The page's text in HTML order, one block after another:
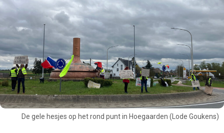
De gele hesjes op het rond punt in Hoegaarden (Lode Goukens)